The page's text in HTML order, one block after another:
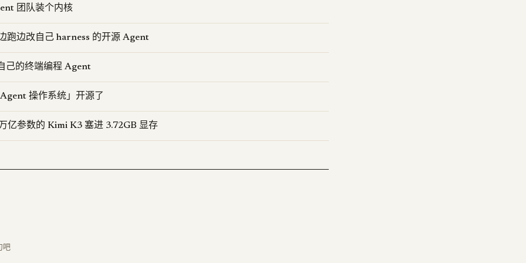
团队装个内核
跑边改自己 harness 的开源 Agent
己的终端编程 Agent
操作系统」开源了
亿参数的 Kimi K3 塞进 3.72GB 显存
吧